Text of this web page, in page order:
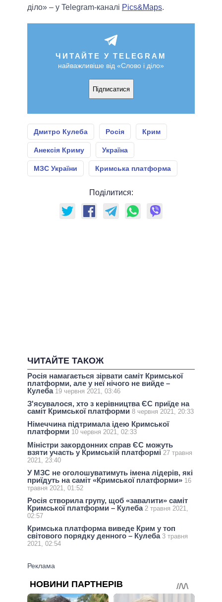
діло» – у Telegram-каналі Pics&Maps.
ЧИТАЙТЕ У TELEGRAM
найважливіше від «Слово і діло»
Підписатися
Дмитро Кулеба Росія Крим
Анексія Криму Україна
МЗС України Кримська платформа
Поділитися:
ЧИТАЙТЕ ТАКОЖ
Росія намагається зірвати саміт Кримської
платформи, але у неї нічого не вийде –
Кулеба 19 червня 2021, 03:46
З'ясувалося, хто з керівництва ЄС приїде на
саміт Кримської платформи 8 червня 2021, 20:33
Німеччина підтримала ідею Кримської
платформи 10 червня 2021, 02:33
Міністри закордонних справ ЄС можуть
взяти участь у Кримській платформі 27 травня
2021, 23:40
У МЗС не оголошуватимуть імена лідерів, які
приїдуть на саміт «Кримської платформи» 16
травня 2021, 01:52
Росія створила групу, щоб «завалити» саміт
Кримської платформи – Кулеба 2 травня 2021,
02:57
Кримська платформа виведе Крим у топ
світового порядку денного – Кулеба 3 травня
2021, 02:54